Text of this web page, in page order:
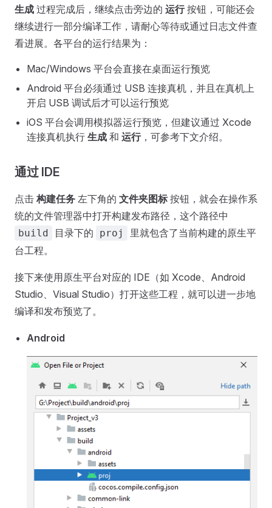
生成 过程完成后，继续点击旁边的 运行按钮，可能还会
继续进行一部分编译工作，请耐心等待或通过日志文件查
看进展。各平台的运行结果为：
Mac/Windows 平台会直接在桌面运行预览
Android 平台必须通过 USB 连接真机，并且在真机上
开启 USB 调试后才可以运行预览
iOS 平台会调用模拟器运行预览，但建议通过 Xcode
连接真机执行 生成 和 运行，可参考下文介绍。
通过 IDE
点击 构建任务 左下角的 文件夹图标 按钮，就会在操作系
统的文件管理器中打开构建发布路径，这个路径中
build 目录下的 proj
里就包含了当前构建的原生平
台工程。
接下来使用原生平台对应的 IDE（如 Xcode、Android
Studio、Visual Studio）打开这些工程，就可以进一步地
编译和发布预览了。
Android